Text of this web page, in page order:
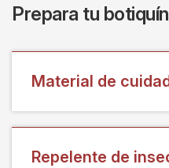
Prepara tu botiquín
Material de
Repelente de